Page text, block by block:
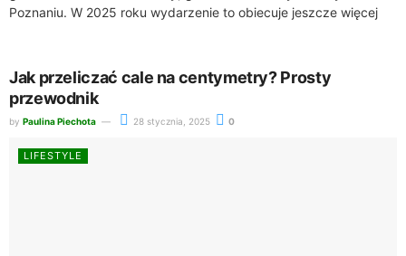
Poznaniu. W 2025 roku wydarzenie to obiecuje jeszcze więcej
Jak przeliczać cale na centymetry? Prosty
przewodnik
by Paulina Piechota 28 stycznia, 2025 0
LIFESTYLE